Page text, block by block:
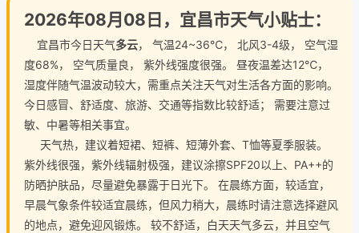
2026年08月08日，宜昌市天气小贴士：
宜昌市今日天气多云， 气温24~36℃， 北风3-4级， 空气湿
度68%， 空气质量良， 紫外线强度很强。 昼夜温差达12℃，
湿度伴随气温波动较大，需重点关注天气对生活各方面的影响。
今日感冒、舒适度、旅游、交通等指数比较舒适； 需要注意过
敏、中暑等相关事宜。
天气热，建议着短裙、短裤、短薄外套、T恤等夏季服装。
紫外线很强，紫外线辐射极强，建议涂擦SPF20以上、PA++的
防晒护肤品，尽量避免暴露于日光下。 在晨练方面，较适宜，
早晨气象条件较适宜晨练，但风力稍大，晨练时请注意选择避风
的地点，避免迎风锻炼。 较不舒适，白天天气多云，并且空气